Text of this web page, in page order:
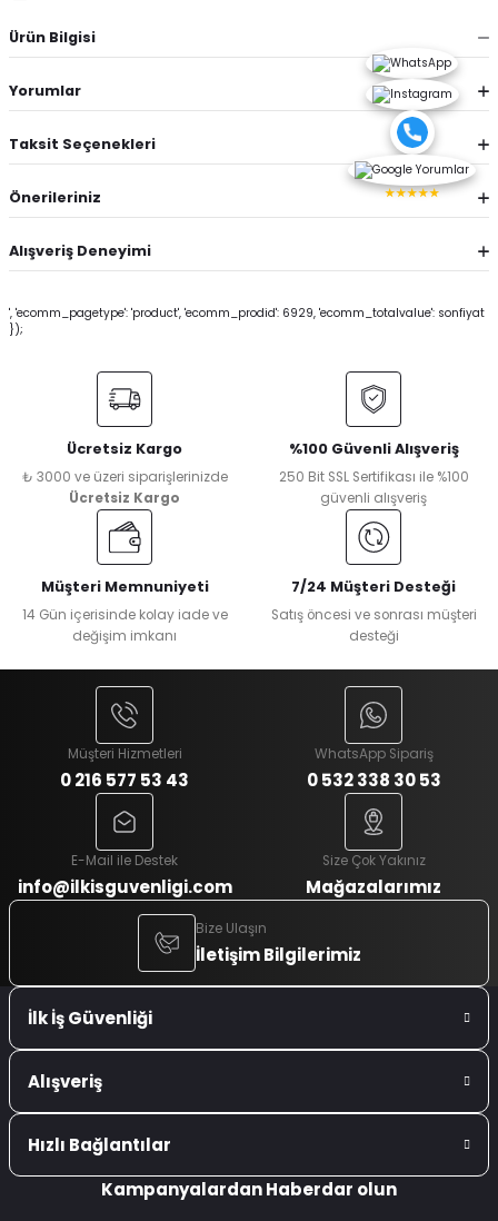
Ürün Bilgisi
Yorumlar
Taksit Seçenekleri
Önerileriniz
Alışveriş Deneyimi
', 'ecomm_pagetype': 'product', 'ecomm_prodid': 6929, 'ecomm_totalvalue': sonfiyat
});
Ücretsiz Kargo
₺ 3000 ve üzeri siparişlerinizde
Ücretsiz Kargo
%100 Güvenli Alışveriş
250 Bit SSL Sertifikası ile %100
güvenli alışveriş
Müşteri Memnuniyeti
14 Gün içerisinde kolay iade ve
değişim imkanı
7/24 Müşteri Desteği
Satış öncesi ve sonrası müşteri
desteği
Müşteri Hizmetleri
0 216 577 53 43
WhatsApp Sipariş
0 532 338 30 53
E-Mail ile Destek
info@ilkisguvenligi.com
Size Çok Yakınız
Mağazalarımız
Bize Ulaşın
İletişim Bilgilerimiz
İlk İş Güvenliği
Alışveriş
Hızlı Bağlantılar
★★★★★
Kampanyalardan Haberdar olun